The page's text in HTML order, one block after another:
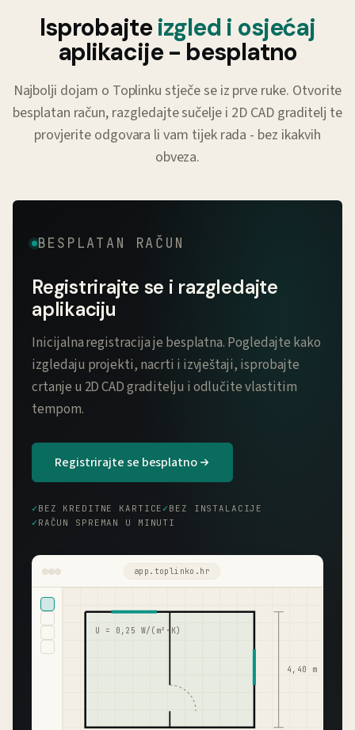
Isprobajte izgled i osjećaj
aplikacije - besplatno
Najbolji dojam o Toplinku stječe se iz prve ruke. Otvorite
besplatan račun, razgledajte sučelje i 2D CAD graditelj te
provjerite odgovara li vam tijek rada - bez ikakvih
obveza.
BESPLATAN RAČUN
Registrirajte se i razgledajte
aplikaciju
Inicijalna registracija je besplatna. Pogledajte kako
izgledaju projekti, nacrti i izvještaji, isprobajte
crtanje u 2D CAD graditelju i odlučite vlastitim
tempom.
Registrirajte se besplatno
BEZ KREDITNE KARTICE
BEZ INSTALACIJE
RAČUN SPREMAN U MINUTI
app.toplinko.hr
4,40 m
U = 0,25 W/(m²·K)